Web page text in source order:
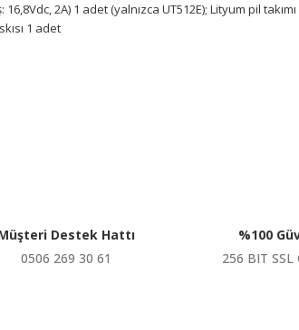
2A) 1 adet (yalnızca UT512E); Lityum pil takımı
1 adet
Destek Hattı
0506 269 30 61
%100
256 BIT SSL